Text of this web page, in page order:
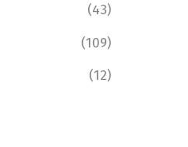
(43)
(109)
(12)